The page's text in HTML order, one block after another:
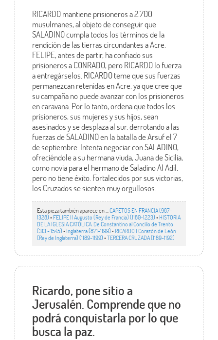
RICARDO mantiene prisioneros a 2.700
musulmanes, al objeto de conseguir que
SALADINO cumpla todos los términos de la
rendición de las tierras circundantes a Acre.
FELIPE, antes de partir, ha confiado sus
prisioneros a CONRADO, pero RICARDO lo fuerza
a entregárselos. RICARDO teme que sus fuerzas
permanezcan retenidas en Acre, ya que cree que
su campaña no puede avanzar con los prisioneros
en caravana. Por lo tanto, ordena que todos los
prisioneros, sus mujeres y sus hijos, sean
asesinados y se desplaza al sur, derrotando a las
fuerzas de SALADINO en la batalla de Arsuf el 7
de septiembre. Intenta negociar con SALADINO,
ofreciéndole a su hermana viuda, Juana de Sicilia,
como novia para el hermano de Saladino Al Adil,
pero no tiene éxito. Fortalecidos por sus victorias,
los Cruzados se sienten muy orgullosos.
Esta pieza también aparece en ... CAPETOS EN FRANCIA (987-
1328)• FELIPE II Augusto (Rey de Francia) (1180-1223)• HISTORIA
DE LA IGLESIA CATÓLICA. De Constantino al Concilio de Trento
(313 - 1545)• Inglaterra (871-1199)• RICARDO I Corazón de León
(Rey de Inglaterra) (1189-1199)•TERCERA CRUZADA (1189-1192)
Ricardo, pone sitio a
Jerusalén. Comprende que no
podrá conquistarla por lo que
busca la paz.